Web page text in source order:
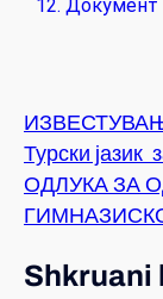
12. Документ
Турски јазик
ОДЛУКА ЗА
Shkruani